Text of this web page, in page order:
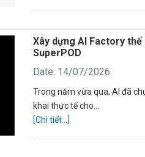
Xây dựng AI Factory thế
SuperPOD
Date: 14/07/2026
Trong năm vừa qua, AI đã
khai thực tế cho…
[Chi tiết...]